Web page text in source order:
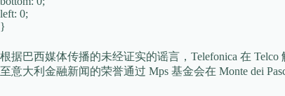
left: 0;
}
根据巴西媒体传播的未经证实的谣言，Telefonica 在
至意大利金融新闻的荣誉通过 Mps 基金会在 Monte dei